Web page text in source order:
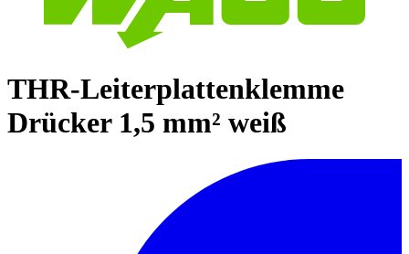
THR-Leiterplattenklemme
Drücker 1,5 mm² weiß